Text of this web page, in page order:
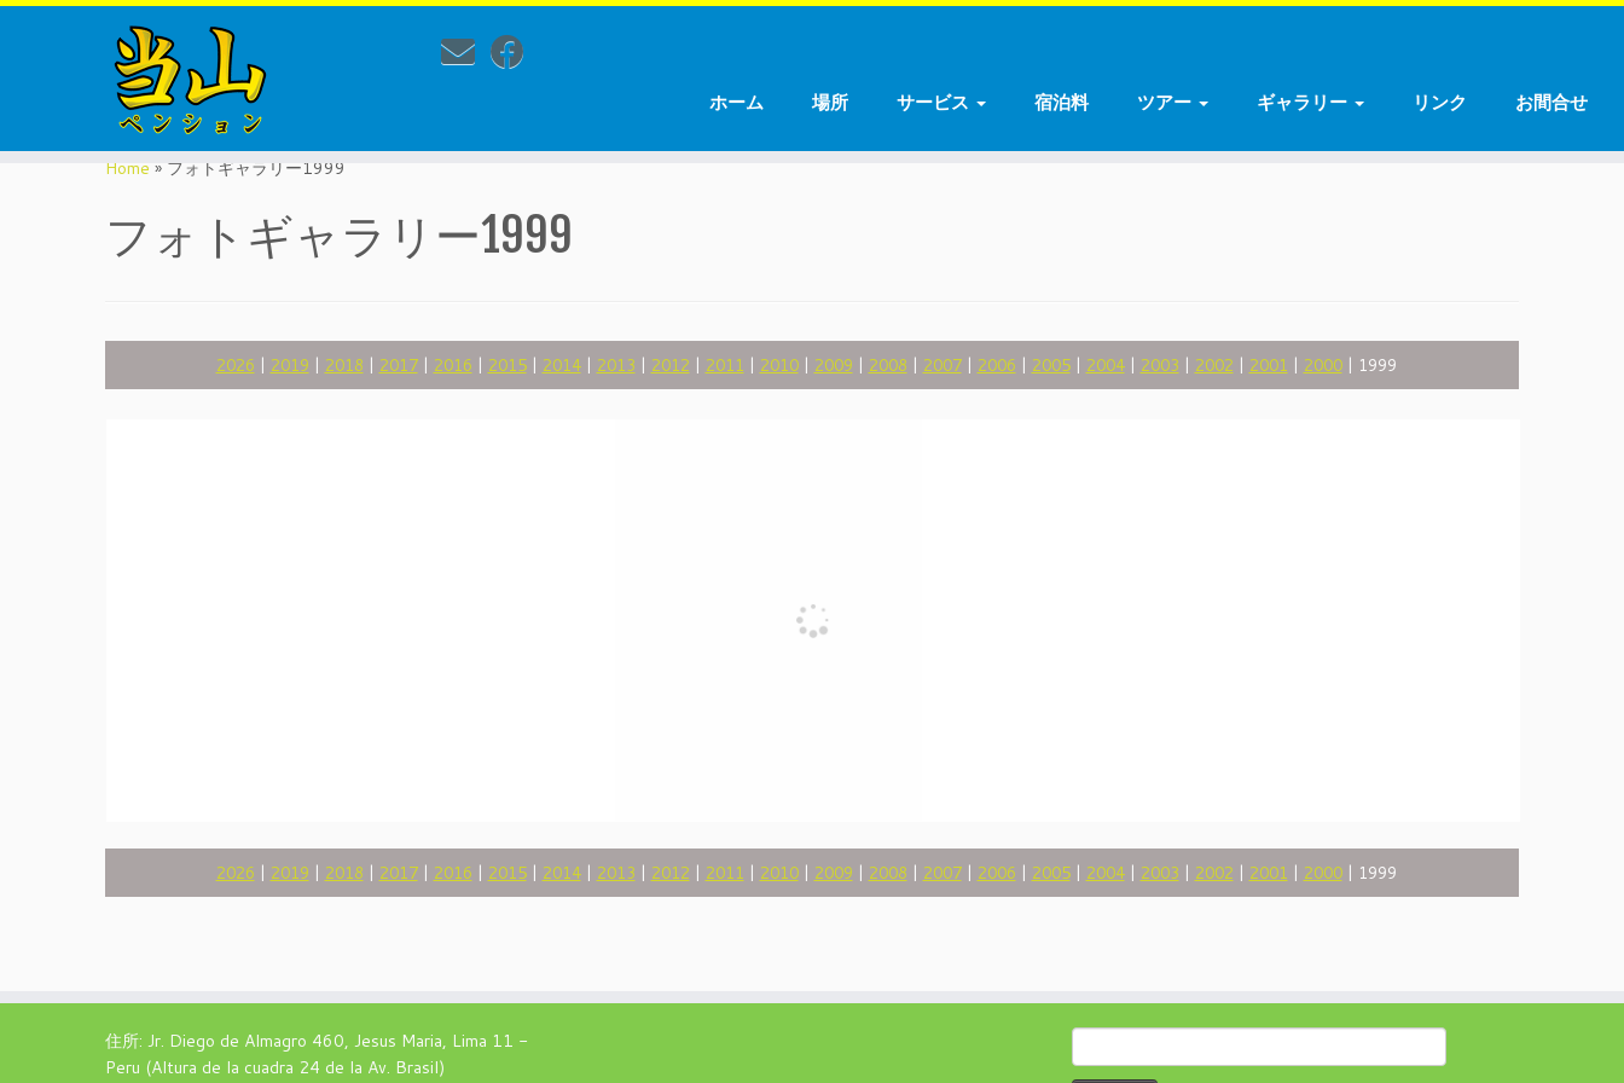
ホーム 場所 サービス 宿泊料 ツアー ギャラリー リンク お間合せ
Home » フォトギャラリー1999
フォトギャラリー1999
2026 | 2019 | 2018 | 2017| 2016 | 2015| 2014| 2013 | 2012 | 2011 | 2010| 2009 | 2008 | 2007| 2006 | 2005| 2004| 2003 | 2002 | 2001 | 2000| 1999
2026 | 2019 | 2018 | 2017| 2016 | 2015| 2014| 2013 | 2012 | 2011 | 2010| 2009 | 2008 | 2007| 2006 | 2005| 2004| 2003 | 2002 | 2001 | 2000| 1999
住所: Jr. Diego de Almagro 460, Jesus Maria, Lima 11 -
Peru (Altura de la cuadra 24 de la Av. Brasil)
Search
for: